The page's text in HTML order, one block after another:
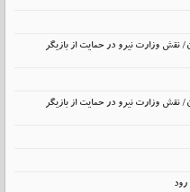
نقش وزارت نیرو در حمایت از بازیگر
نقش وزارت نیرو در حمایت از بازیگر